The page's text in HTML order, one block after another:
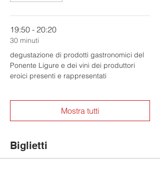
19:50 - 20:20
30 minuti
degustazione di prodotti gastronomici del
Ponente Ligure e dei vini dei produttori
eroici presenti e rappresentati
Mostra tutti
Biglietti